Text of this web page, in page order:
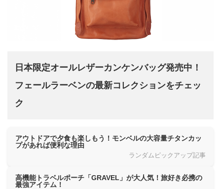
日本限定オールレザーカンケンバッグ発売中！
フェールラーベンの最新コレクションをチェッ
ク
アウトドアで夕食も楽しもう！モンベルの大容量チタンカッ
プがあれば便利な理由
ランダムピックアップ記事
高機能トラベルポーチ「GRAVEL」が大人気！旅好き必携の
最強アイテム！